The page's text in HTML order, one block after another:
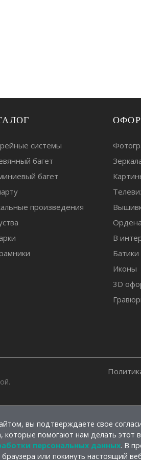
системы
багет
багет
произведения
В
Батики
Иконы
3D
вы подтверждаете свое
которые помогают нам делать этот
персональных данных. В
или покинуть настоящий